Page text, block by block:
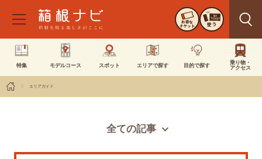
お得な
チケット 使う
特集 モデルコース スポット エリアで探す 目的で探す
乗り物・
アクセス
エリアガイド
全ての記事